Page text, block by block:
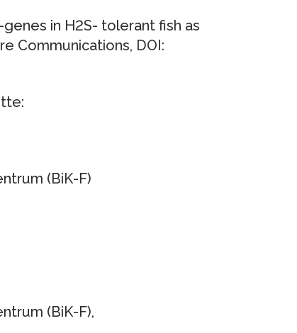
in H2S- tolerant fish as
Communications, DOI:
(BiK-F)
(BiK-F),